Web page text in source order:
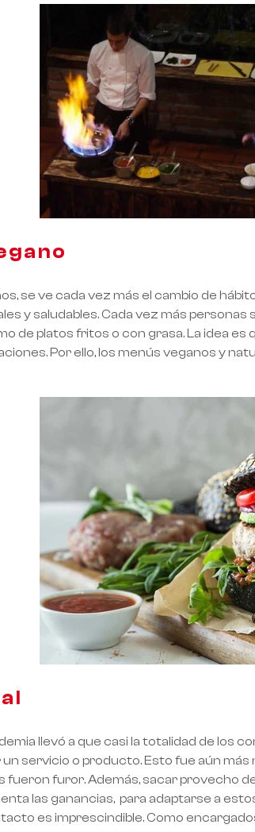
se ve cada vez más el cambio de
y saludables. Cada vez más
de platos fritos o con grasa. La idea
Por ello, los menús veganos y
llevó a que casi la totalidad de los
un servicio o producto. Esto fue aún
fueron furor. Además, sacar provecho
las ganancias, para adaptarse a
es imprescindible. Como